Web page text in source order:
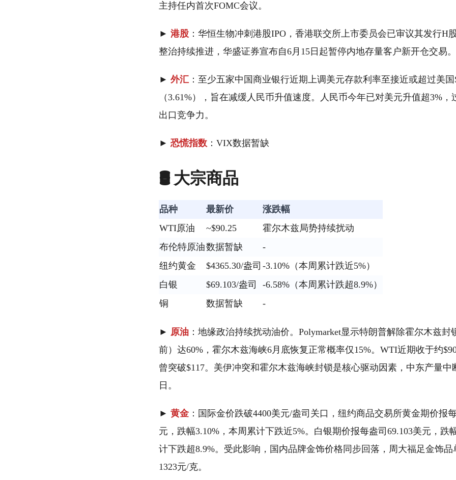
主持任内首次FOMC会议。
► 港股 ：华恒生物冲刺港股IPO，香港联交所上市委员会已审议其发行H
整治持续推进，华盛证券宣布自6月15日起暂停内地存量客户新开仓交易。
► 外汇 ：至少五家中国商业银行近期上调美元存款利率至接近或超过美国
（3.61%），旨在减缓人民币升值速度。人民币今年已对美元升值超3%
出口竞争力。
► 恐慌指数 ：VIX数据暂缺
🛢️ 大宗商品
品种 最新价
涨跌幅
WTI原油
~$90.25
霍尔木兹局势持续扰动
布伦特原油数据暂缺
-
纽约黄金
$4365.30/盎司 -3.10%（本周累计跌近5%）
白银
$69.103/盎司
-6.58%（本周累计跌超8.9%）
铜
数据暂缺 -
► 原油 ：地缘政治持续扰动油价。Polymarket显示特朗普解除霍尔木兹封
前）达60%，霍尔木兹海峡6月底恢复正常概率仅15%。WTI近期收于约
曾突破$117。美伊冲突和霍尔木兹海峡封锁是核心驱动因素，中东产量中
日。
► 黄金 ：国际金价跌破4400美元/盎司关口，纽约商品交易所黄金期价报
元，跌幅3.10%，本周累计下跌近5%。白银期价报每盎司69.103美元，跌
计下跌超8.9%。受此影响，国内品牌金饰价格同步回落，周大福足金饰品
1323元/克。